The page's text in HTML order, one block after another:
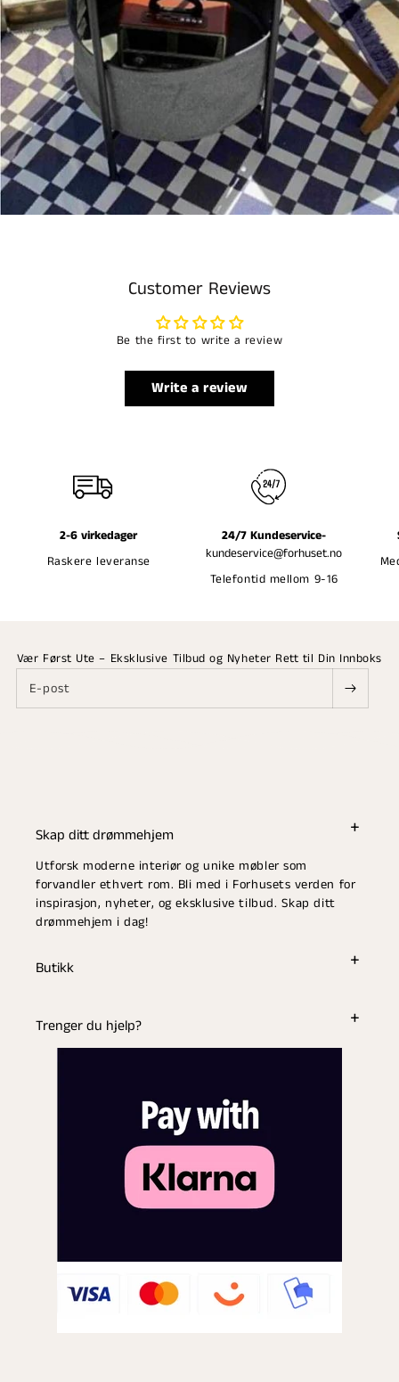
Customer Reviews
Be the first to write a review
Write a review
2-6 virkedager
Raskere leveranse
24/7 Kundeservice-
kundeservice@forhuset.no
Telefontid mellom 9-16
Vær Først Ute – Eksklusive Tilbud og Nyheter Rett til Din Innboks
E-post
Skap ditt drømmehjem
Utforsk moderne interiør og unike møbler som
forvandler ethvert rom. Bli med i Forhusets verden for
inspirasjon, nyheter, og eksklusive tilbud. Skap ditt
drømmehjem i dag!
Butikk
Trenger du hjelp?